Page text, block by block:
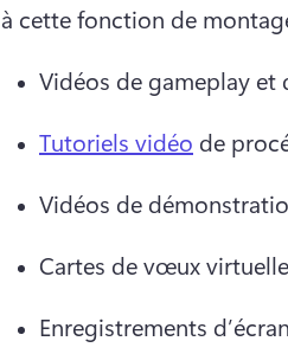
à cette fonction de
Vidéos de gameplay et
Tutoriels vidéo de
Vidéos de
Cartes de vœux
Enregistrements